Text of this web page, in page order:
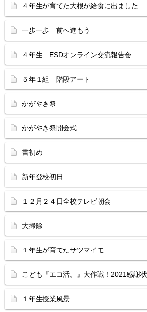
４年生が育てた大根が給食に出ました
一歩一歩 前へ進もう
４年生 ESDオンライン交流報告会
５年１組 階段アート
かがやき祭
かがやき祭開会式
書初め
新年登校初日
１２月２４日全校テレビ朝会
大掃除
１年生が育てたサツマイモ
こども『エコ活。』大作戦！2021感謝状
１年生授業風景